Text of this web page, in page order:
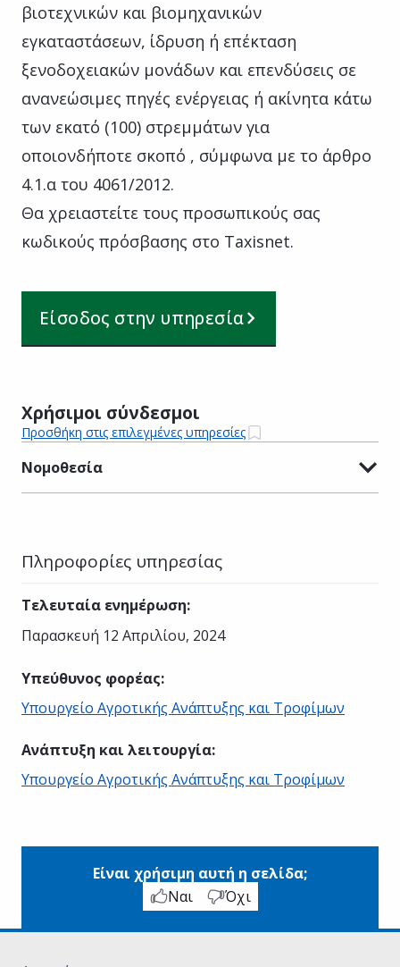
βιοτεχνικών και βιομηχανικών
εγκαταστάσεων, ίδρυση ή επέκταση
ξενοδοχειακών μονάδων και επενδύσεις σε
ανανεώσιμες πηγές ενέργειας ή ακίνητα κάτω
των εκατό (100) στρεμμάτων για
οποιονδήποτε σκοπό , σύμφωνα με το άρθρο
4.1.α του 4061/2012.
Θα χρειαστείτε τους προσωπικούς σας
κωδικούς πρόσβασης στο Taxisnet.
Είσοδος στην υπηρεσία
Χρήσιμοι σύνδεσμοι
Προσθήκη στις επιλεγμένες υπηρεσίες
Νομοθεσία
Πληροφορίες υπηρεσίας
Τελευταία ενημέρωση:
Παρασκευή 12 Απριλίου, 2024
Υπεύθυνος φορέας:
Υπουργείο Αγροτικής Ανάπτυξης και Τροφίμων
Ανάπτυξη και λειτουργία:
Υπουργείο Αγροτικής Ανάπτυξης και Τροφίμων
Είναι χρήσιμη αυτή η σελίδα;
Ναι
Όχι